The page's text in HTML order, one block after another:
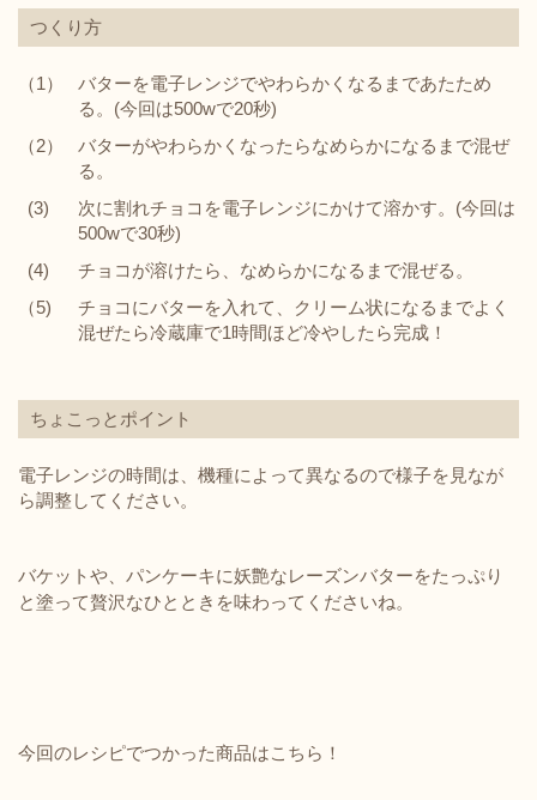
つくり方
（1）
バターを電子レンジでやわらかくなるまであたため
る。(今回は500wで20秒)
（2）
バターがやわらかくなったらなめらかになるまで混ぜ
る。
(3)
次に割れチョコを電子レンジにかけて溶かす。(今回は
500wで30秒)
(4)
チョコが溶けたら、なめらかになるまで混ぜる。
（5)
チョコにバターを入れて、クリーム状になるまでよく
混ぜたら冷蔵庫で1時間ほど冷やしたら完成！
ちょこっとポイント
電子レンジの時間は、機種によって異なるので様子を見なが
ら調整してください。
バケットや、パンケーキに妖艶なレーズンバターをたっぷり
と塗って贅沢なひとときを味わってくださいね。
今回のレシピでつかった商品はこちら！